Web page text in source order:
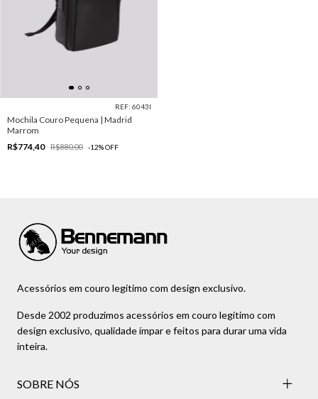
REF: 6043I
Mochila Couro Pequena | Madrid
Marrom
R$774,40
R$880,00 -12%OFF
Acessórios em couro legítimo com design exclusivo.
Desde 2002 produzimos acessórios em couro legítimo com
design exclusivo, qualidade ímpar e feitos para durar uma vida
inteira.
SOBRE NÓS